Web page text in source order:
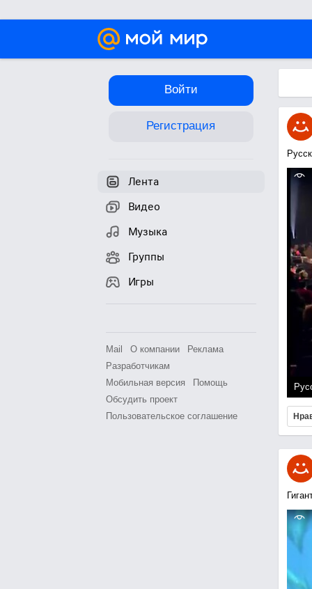
Войти
Регистрация
Лента
Видео
Музыка
Группы
Игры
Mail О компании
Реклама
Разработчикам
Мобильная версия
Помощь
Обсудить проект
Пользовательское соглашение